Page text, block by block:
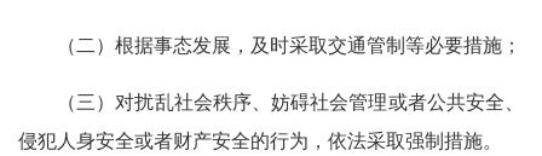
（二）根据事态发展，及时采取交通管制等必要措施；
（三）对扰乱社会秩序、妨碍社会管理或者公共安全、
侵犯人身安全或者财产安全的行为，依法采取强制措施。